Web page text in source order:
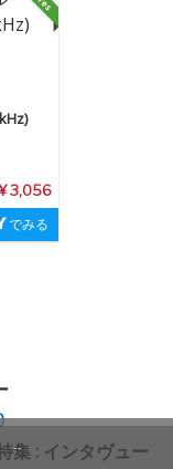
3,056
でみる
集 : インタヴュー
--